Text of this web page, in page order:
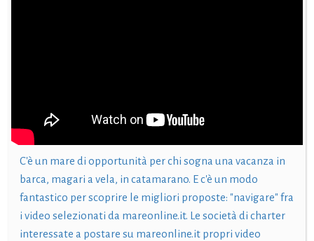
C'è un mare di opportunità per chi sogna una vacanza in
barca, magari a vela, in catamarano. E c'è un modo
fantastico per scoprire le migliori proposte: "navigare" fra
i video selezionati da mareonline.it. Le società di charter
interessate a postare su mareonline.it propri video